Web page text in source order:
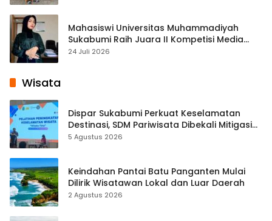
Mahasiswi Universitas Muhammadiyah
Sukabumi Raih Juara II Kompetisi Media
Pembelajaran Digital Tingkat Internasional
24 Juli 2026
Wisata
Dispar Sukabumi Perkuat Keselamatan
Destinasi, SDM Pariwisata Dibekali Mitigasi
hingga Teknik Evakuasi
5 Agustus 2026
Keindahan Pantai Batu Panganten Mulai
Dilirik Wisatawan Lokal dan Luar Daerah
2 Agustus 2026